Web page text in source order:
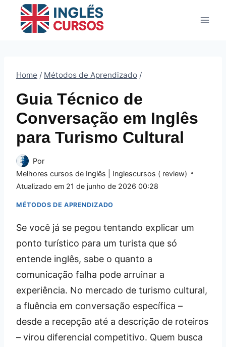
Home / Métodos de Aprendizado /
Guia Técnico de
Conversação em Inglês
para Turismo Cultural
Por
Melhores cursos de Inglês | Inglescursos ( review)
Atualizado em 21 de junho de 2026 00:28
MÉTODOS DE APRENDIZADO
Se você já se pegou tentando explicar um
ponto turístico para um turista que só
entende inglês, sabe o quanto a
comunicação falha pode arruinar a
experiência. No mercado de turismo cultural,
a fluência em conversação específica –
desde a recepção até a descrição de roteiros
– virou diferencial competitivo. Quem busca